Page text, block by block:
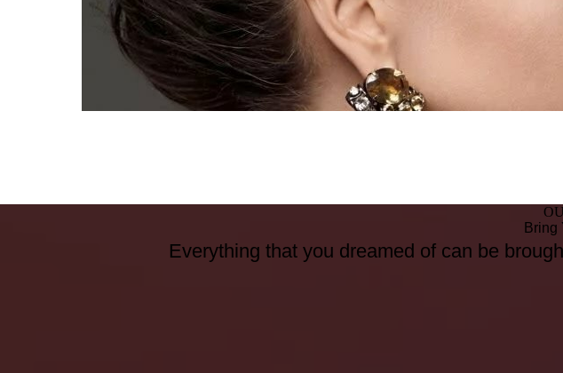
Bring
Everything that you dreamed of can be